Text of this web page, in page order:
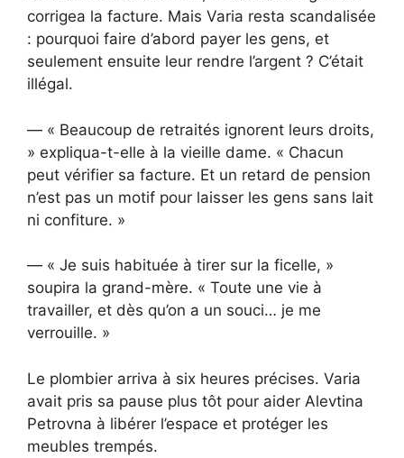
corrigea la facture. Mais Varia resta scandalisée
: pourquoi faire d’abord payer les gens, et
seulement ensuite leur rendre l’argent ? C’était
illégal.
— « Beaucoup de retraités ignorent leurs droits,
» expliqua-t-elle à la vieille dame. « Chacun
peut vérifier sa facture. Et un retard de pension
n’est pas un motif pour laisser les gens sans lait
ni confiture. »
— « Je suis habituée à tirer sur la ficelle, »
soupira la grand-mère. « Toute une vie à
travailler, et dès qu’on a un souci… je me
verrouille. »
Le plombier arriva à six heures précises. Varia
avait pris sa pause plus tôt pour aider Alevtina
Petrovna à libérer l’espace et protéger les
meubles trempés.